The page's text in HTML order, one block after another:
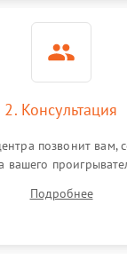
2. Консультация
позвонит вам,
вашего
Подробнее